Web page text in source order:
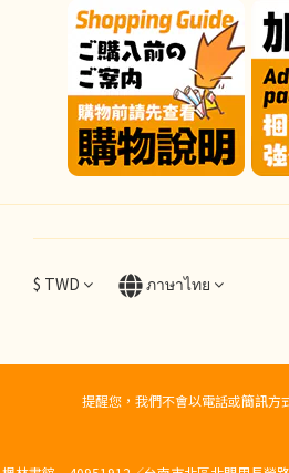
$ TWD ภาษาไทย
提醒您，我們不會以電話或簡訊方